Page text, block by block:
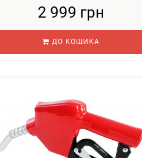
2 999 грн
ДО КОШИКА